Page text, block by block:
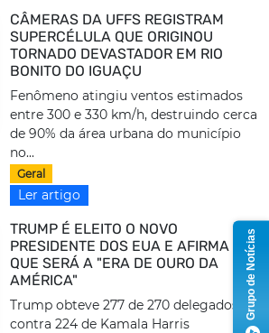
CÂMERAS DA UFFS REGISTRAM
SUPERCÉLULA QUE ORIGINOU
TORNADO DEVASTADOR EM RIO
BONITO DO IGUAÇU
Fenômeno atingiu ventos estimados
entre 300 e 330 km/h, destruindo cerca
de 90% da área urbana do município
no...
Geral
Ler artigo
TRUMP É ELEITO O NOVO
PRESIDENTE DOS EUA E AFIRMA
QUE SERÁ A "ERA DE OURO DA
AMÉRICA"
Trump obteve 277 de 270 delegados
contra 224 de Kamala Harris
Grupo de Notícias